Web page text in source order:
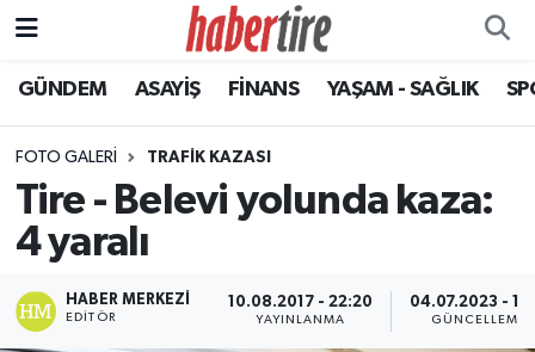
GÜNDEM ASAYİŞ FİNANS YAŞAM - SAĞLIK
FOTO GALERI TRAFIK KAZASI
Tire - Belevi yolunda kaza:
4 yaralı
HABER MERKEZI
EDITÖR
10.08.2017 - 22:20
YAYINLANMA
04.07.2023 -
GÜNCELLEME
Tire Nöbetçi Eczaneler
Tire Hava Durumu
Tire Trafik Yoğunluk Haritası